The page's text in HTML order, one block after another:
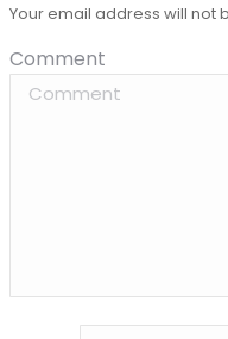
Your email address will
Comment